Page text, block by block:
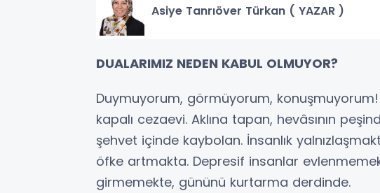
Asiye Tanrıöver Türkan ( YAZAR )
DUALARIMIZ NEDEN KABUL OLMUYOR?
Duymuyorum, görmüyorum,
kapalı cezaevi. Aklına tapan, hevâsının
şehvet içinde kaybolan. İnsanlık
öfke artmakta. Depresif insanlar
girmemekte, gününü kurtarma derdinde.